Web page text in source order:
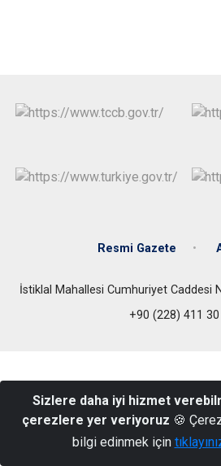
Resmi Gazete
İstiklal Mahallesi Cumhuriyet Caddesi
+90 (228) 411
Sizlere daha iyi hizmet
çerezlere yer veriyoruz 🍪
bilgi edinmek için